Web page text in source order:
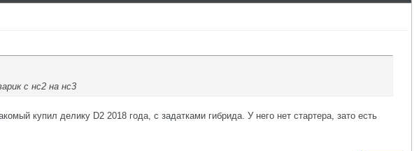
с нс2 на нс3
купил делику D2 2018 года, с задатками гибрида. У него нет стартера, зато есть